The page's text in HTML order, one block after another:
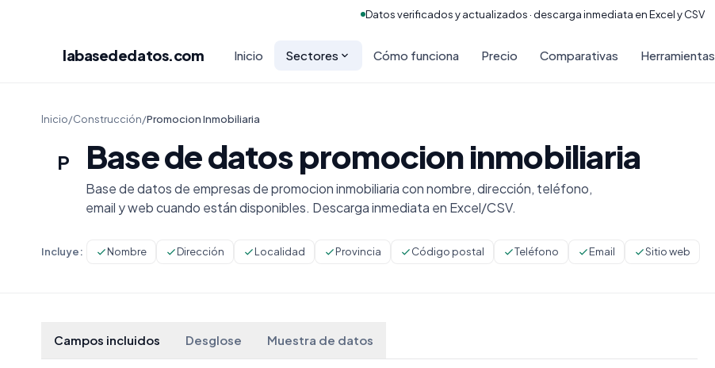
Datos verificados y actualizados · descarga inmediata en Excel y CSV
labasededatos.com Inicio Sectores Cómo funciona Precio Comparativas Herramientas
Inicio/Construcción/Promocion Inmobiliaria
P Base de datos promocion inmobiliaria
Base de datos de empresas de promocion inmobiliaria con nombre, dirección, teléfono,
email y web cuando están disponibles. Descarga inmediata en Excel/CSV.
Incluye: Nombre Dirección Localidad Provincia Código postal Teléfono Email Sitio web
Campos incluidos Desglose Muestra de datos